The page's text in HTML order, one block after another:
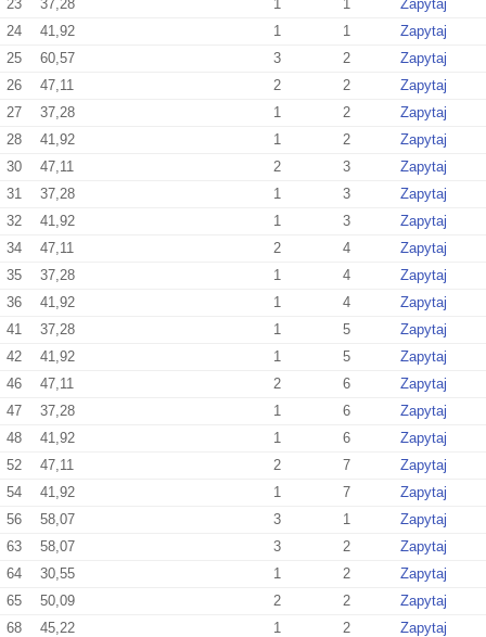
23
37,28 1 1
Zapytaj
24
41,92 1 1
Zapytaj
25
60,57 3 2
Zapytaj
26
47,11 2 2
Zapytaj
27
37,28 1 2
Zapytaj
28
41,92 1 2
Zapytaj
30
47,11 2 3
Zapytaj
31
37,28 1 3
Zapytaj
32
41,92 1 3
Zapytaj
34
47,11 2 4
Zapytaj
35
37,28 1 4
Zapytaj
36
41,92 1 4
Zapytaj
41
37,28 1 5
Zapytaj
42
41,92 1 5
Zapytaj
46
47,11 2 6
Zapytaj
47
37,28 1 6
Zapytaj
48
41,92 1 6
Zapytaj
52
47,11 2 7
Zapytaj
54
41,92 1 7
Zapytaj
56
58,07 3 1
Zapytaj
63
58,07 3 2
Zapytaj
64
30,55 1 2
Zapytaj
65
50,09 2 2
Zapytaj
68
45,22 1 2
Zapytaj